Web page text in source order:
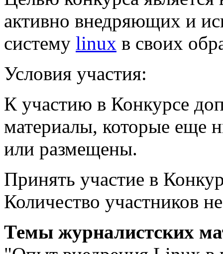
активно внедряющих и
систему linux в своих
Условия участия:
К участию в Конкурсе
материалы, которые еще
или размещены.
Принять участие в
Количество участников
Темы журналистских